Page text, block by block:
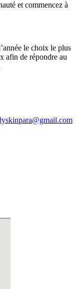
et commencez à
le choix le plus
afin de répondre au